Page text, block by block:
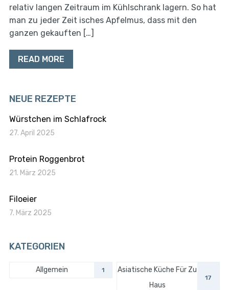
relativ langen Zeitraum im Kühlschrank lagern. So hat
man zu jeder Zeit isches Apfelmus, dass mit den
ganzen gekauften […]
READ MORE
NEUE REZEPTE
Würstchen im Schlafrock
27. April 2025
Protein Roggenbrot
21. März 2025
Filoeier
7. März 2025
KATEGORIEN
Allgemein 1
Asiatische Küche Für Zu
Haus
17